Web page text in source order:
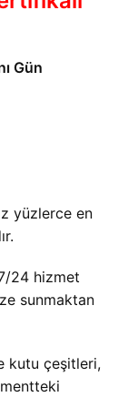
Gün
yüzlerce en
24 hizmet
sunmaktan
kutu çeşitleri,